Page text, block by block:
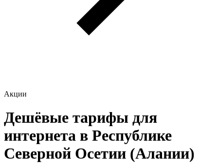
Акции
Дешёвые тарифы для
интернета в Республике
Северной Осетии (Алании)